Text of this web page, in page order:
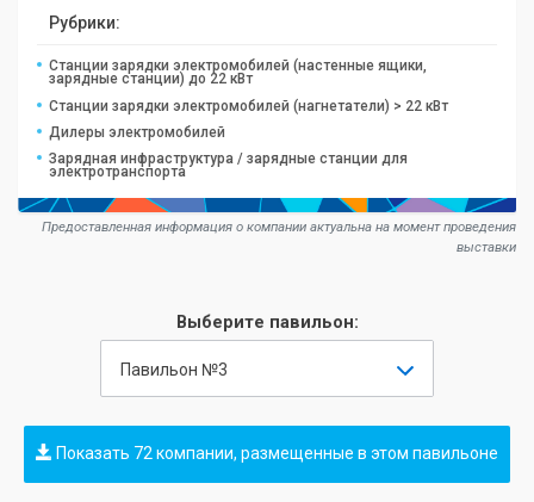
Рубрики:
Станции зарядки электромобилей (настенные ящики,
зарядные станции) до 22 кВт
Станции зарядки электромобилей (нагнетатели) > 22 кВт
Дилеры электромобилей
Зарядная инфраструктура / зарядные станции для
электротранспорта
Предоставленная информация о компании актуальна на момент проведения
выставки
Выберите павильон:
Павильон №3
Показать 72 компании, размещенные в этом павильоне